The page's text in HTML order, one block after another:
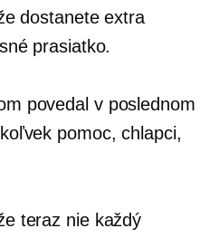
dostanete extra
prasiatko.
povedal v poslednom
pomoc, chlapci,
teraz nie každý